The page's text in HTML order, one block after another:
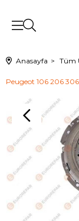
Anasayfa Tüm
Peugeot 106 206